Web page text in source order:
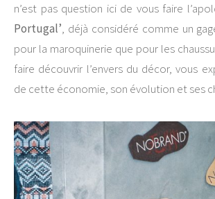
n’est pas question ici de vous faire
Portugal’, déjà considéré comme un
pour la maroquinerie que pour les
faire découvrir l’envers du décor, vous
de cette économie, son évolution et ses